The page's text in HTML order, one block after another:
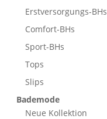
Erstversorgungs-BHs
Comfort-BHs
Sport-BHs
Tops
Slips
Bademode
Neue Kollektion